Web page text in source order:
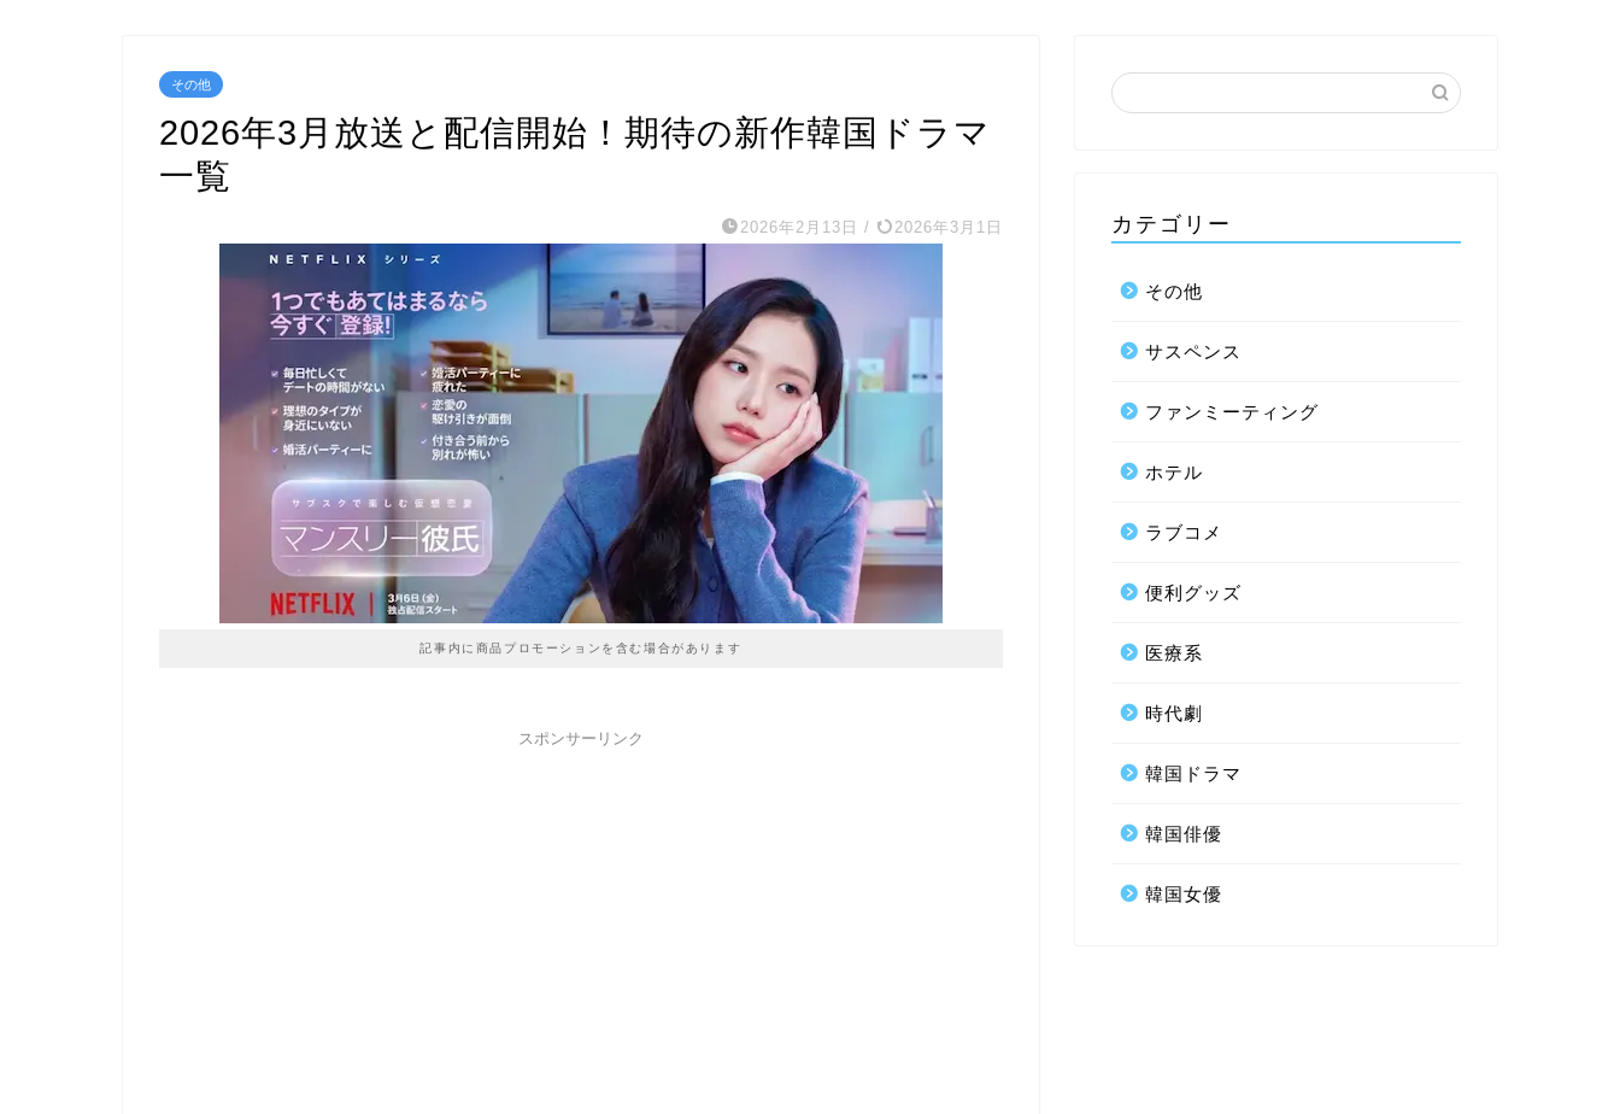
その他
2026年3月放送と配信開始！期待の新作韓国ドラマ
一覧
2026年2月13日 / 2026年3月1日
記事内に商品プロモーションを含む場合があります
スポンサーリンク
カテゴリー
その他
サスペンス
ファンミーティング
ホテル
ラブコメ
便利グッズ
医療系
時代劇
韓国ドラマ
韓国俳優
韓国女優